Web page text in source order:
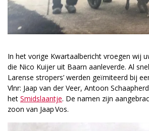
In het vorige Kwartaalbericht vroegen wij
die Nico Kuijer uit Baarn aanleverde. Al
Larense stropers’ werden geïmiteerd bij
Vlnr: Jaap van der Veer, Antoon
het Smidslaantje. De namen zijn
zoon van Jaap Vos.